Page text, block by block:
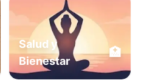
Salud y
Bienestar
🏥